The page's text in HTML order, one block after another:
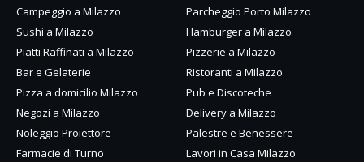
Campeggio a Milazzo
Parcheggio Porto Milazzo
Sushi a Milazzo
Hamburger a Milazzo
Piatti Raffinati a Milazzo
Pizzerie a Milazzo
Bar e Gelaterie
Ristoranti a Milazzo
Pizza a domicilio Milazzo
Pub e Discoteche
Negozi a Milazzo
Delivery a Milazzo
Noleggio Proiettore
Palestre e Benessere
Farmacie di Turno
Lavori in Casa Milazzo